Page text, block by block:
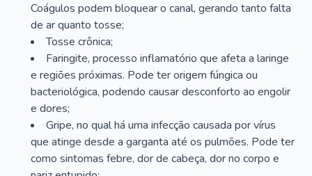
Coágulos podem bloquear o canal, gerando tanto falta
de ar quanto tosse;
Tosse crônica;
Faringite, processo inflamatório que afeta a laringe
e regiões próximas. Pode ter origem fúngica ou
bacteriológica, podendo causar desconforto ao engolir
e dores;
Gripe, no qual há uma infecção causada por vírus
que atinge desde a garganta até os pulmões. Pode ter
como sintomas febre, dor de cabeça, dor no corpo e